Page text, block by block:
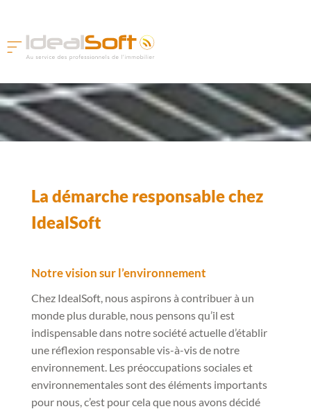
La démarche responsable chez
IdealSoft
Notre vision sur l’environnement
Chez IdealSoft, nous aspirons à contribuer à un
monde plus durable, nous pensons qu’il est
indispensable dans notre société actuelle d’établir
une réflexion responsable vis-à-vis de notre
environnement. Les préoccupations sociales et
environnementales sont des éléments importants
pour nous, c’est pour cela que nous avons décidé